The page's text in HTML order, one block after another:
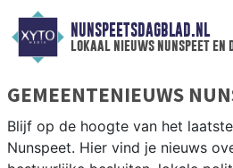
NUNSPEETSDAGBLAD.NL
lokaal nieuws nunspeet en
GEMEENTENIEUWS
Blijf op de hoogte van het
Nunspeet. Hier vind je nieuws